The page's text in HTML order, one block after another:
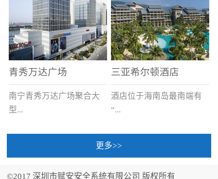
青秀万达广场
南宁青秀万达广场聚合大
型...
三亚希尔顿酒店
酒店位于海南岛最南端有
“...
中国的海岛天堂”之美称的
更多>>
©2017 深圳市赋安安全系统有限公司 版权所有